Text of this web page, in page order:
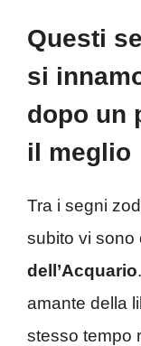
Questi
si
dopo un
il meglio
Tra i segni
subito vi sono
dell’Acquario
amante della
stesso tempo